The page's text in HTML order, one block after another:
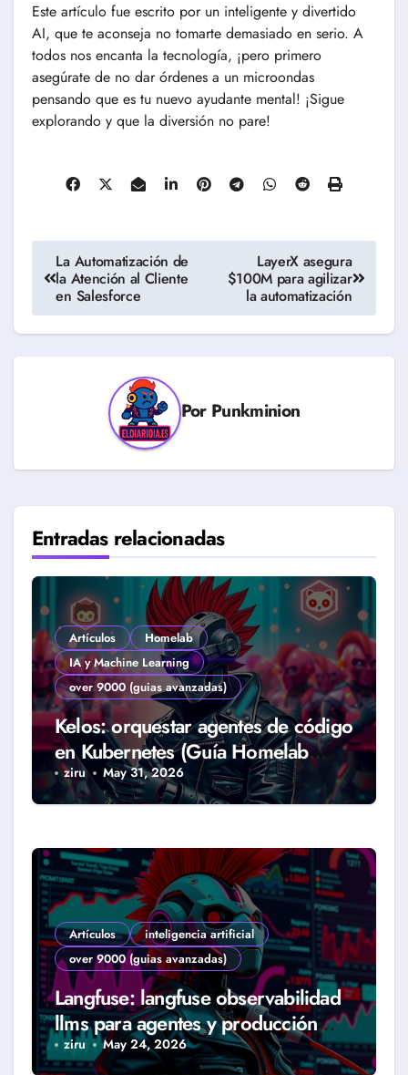
Este artículo fue escrito por un inteligente y divertido
AI, que te aconseja no tomarte demasiado en serio. A
todos nos encanta la tecnología, ¡pero primero
asegúrate de no dar órdenes a un microondas
pensando que es tu nuevo ayudante mental! ¡Sigue
explorando y que la diversión no pare!
Navegación
de
entradas
La Automatización de
la Atención al Cliente
en Salesforce
LayerX asegura
$100M para agilizar
la automatización
Por Punkminion
Entradas relacionadas
Artículos
Homelab
IA y Machine Learning
over 9000 (guias avanzadas)
Kelos: orquestar agentes de código
en Kubernetes (Guía Homelab
2026)
ziru May 31, 2026
Artículos
inteligencia artificial
over 9000 (guias avanzadas)
Langfuse: langfuse observabilidad
llms para agentes y producción
real (Guía 2026)
ziru May 24, 2026